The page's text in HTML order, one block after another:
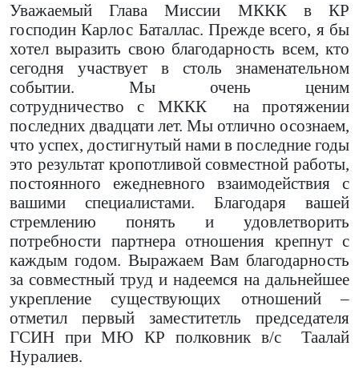
Уважаемый Глава Миссии МККК в КР
господин Карлос Баталлас. Прежде всего, я бы
хотел выразить свою благодарность всем, кто
сегодня участвует в столь знаменательном
событии. Мы очень
ценим
сотрудничество
с МККК
на протяжении
последних двадцати лет. Мы отлично осознаем,
что успех, достигнутый нами в последние годы
это результат кропотливой совместной работы,
постоянного ежедневного взаимодействия с
вашими специалистами. Благодаря вашей
стремлению понять и удовлетворить
потребности партнера отношения крепнут с
каждым годом. Выражаем Вам благодарность
за совместный труд и надеемся на дальнейшее
укрепление существующих отношений–
отметил первый заместитетль председателя
ГСИН при МЮ КР полковник в/с
Таалай
Нуралиев.